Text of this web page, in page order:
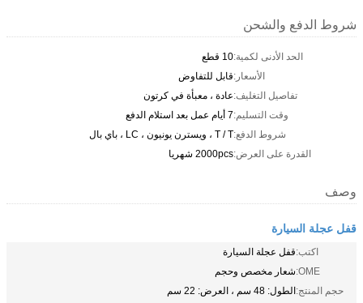
شروط الدفع والشحن
الحد الأدنى لكمية:10 قطع
الأسعار:قابل للتفاوض
تفاصيل التغليف:عادة ، معبأة في كرتون
وقت التسليم:7 أيام عمل بعد استلام الدفع
شروط الدفع:T / T ، ويسترن يونيون ، LC ، باي بال
القدرة على العرض:2000pcs شهريا
وصف
قفل عجلة السيارة
اكتب:قفل عجلة السيارة
OME: شعار مخصص وحجم
حجم المنتج:الطول: 48 سم ، العرض: 22 سم